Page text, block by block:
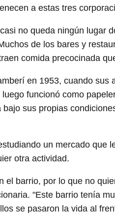
a estas tres
no queda ningún lugar
de los bares y
comida precocinada
en 1953, cuando
funcionó como
sus propias
un mercado
otra actividad.
barrio, por lo que no
"Este barrio tenía
se pasaron la vida al